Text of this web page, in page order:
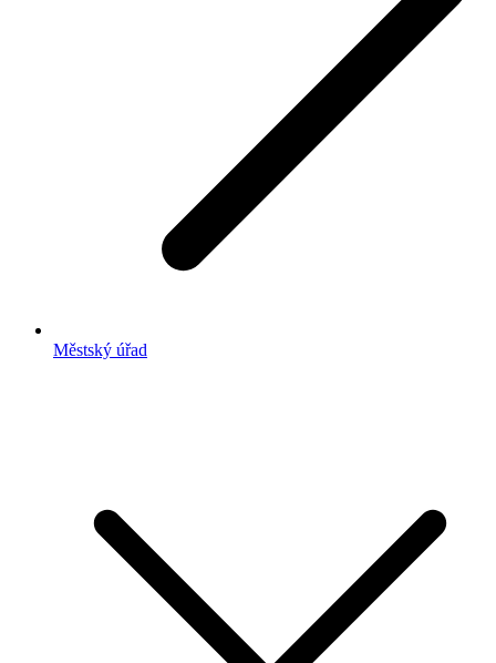
Městský úřad